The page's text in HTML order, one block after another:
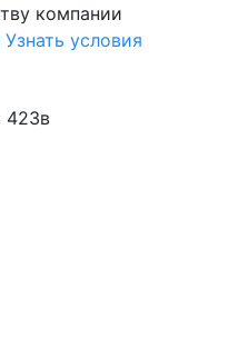
компании
Узнать условия
423в